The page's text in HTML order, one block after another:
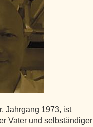
Jahrgang 1973, ist
Vater und selbständiger